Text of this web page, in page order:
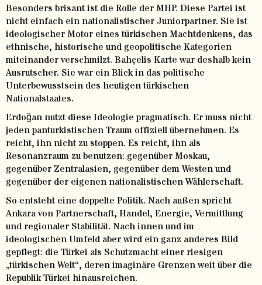
Besonders brisant ist die Rolle der MHP. Diese Partei ist
nicht einfach ein nationalistischer Juniorpartner. Sie ist
ideologischer Motor eines türkischen Machtdenkens, das
ethnische, historische und geopolitische Kategorien
miteinander verschmilzt. Bahçelis Karte war deshalb kein
Ausrutscher. Sie war ein Blick in das politische
Unterbewusstsein des heutigen türkischen
Nationalstaates.
Erdoğan nutzt diese Ideologie pragmatisch. Er muss nicht
jeden panturkistischen Traum offiziell übernehmen. Es
reicht, ihn nicht zu stoppen. Es reicht, ihn als
Resonanzraum zu benutzen: gegenüber Moskau,
gegenüber Zentralasien, gegenüber dem Westen und
gegenüber der eigenen nationalistischen Wählerschaft.
So entsteht eine doppelte Politik. Nach außen spricht
Ankara von Partnerschaft, Handel, Energie, Vermittlung
und regionaler Stabilität. Nach innen und im
ideologischen Umfeld aber wird ein ganz anderes Bild
gepflegt: die Türkei als Schutzmacht einer riesigen
„türkischen Welt“, deren imaginäre Grenzen weit über die
Republik Türkei hinausreichen.